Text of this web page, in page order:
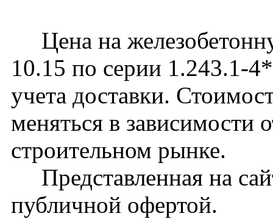
Цена на
10.15 по серии 1.243.1-
учета доставки.
меняться в зависимости
строительном рынке.
Представленная на
публичной офертой.